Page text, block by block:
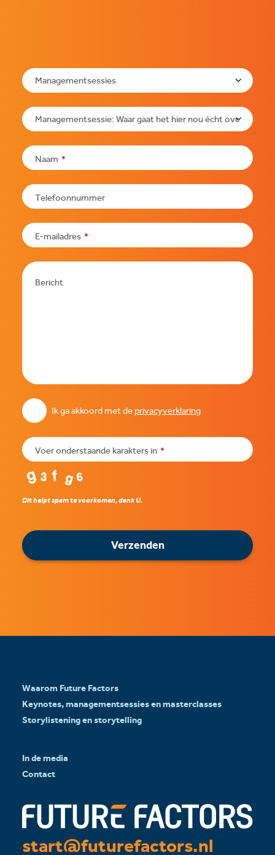
Naam *
Phone
Number *
Telefoonnummer
E-mailadres *
Bericht
Ik ga akkoord met de privacyverklaring
Voer onderstaande karakters in *
Dit helpt spam te voorkomen, dank U.
Verzenden
Waarom Future Factors
Keynotes, managementsessies en masterclasses
Storylistening en storytelling
In de media
Contact
start@futurefactors.nl